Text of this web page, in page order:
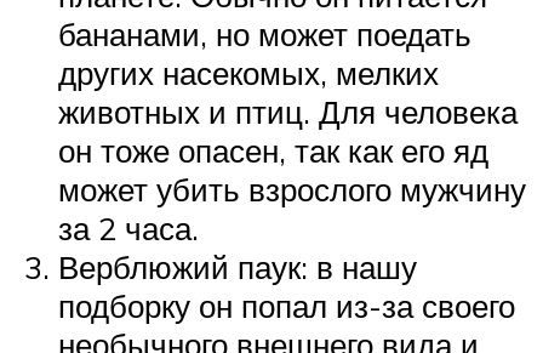
бананами, но может поедать
других насекомых, мелких
животных и птиц. Для человека
он тоже опасен, так как его яд
может убить взрослого мужчину
за 2 часа.
Верблюжий паук: в нашу
подборку он попал из-за своего
необычного внешнего вида и